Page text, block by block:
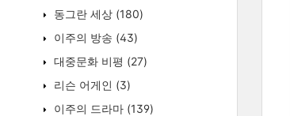
동그란 세상 (180)
이주의 방송 (43)
대중문화 비평 (27)
리슨 어게인 (3)
이주의 드라마 (139)